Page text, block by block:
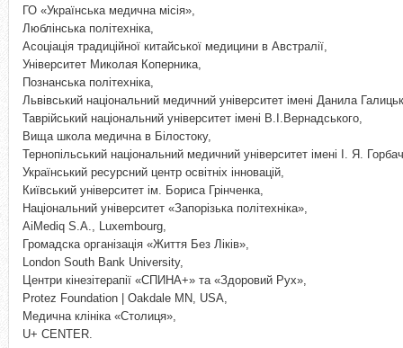
ГО «Українська медична місія»,
Люблінська політехніка,
Асоціація традиційної китайської медицини в Австралії,
Університет Миколая Коперника,
Познанська політехніка,
Львівський національний медичний університет імені Данила
Таврійський національний університет імені В.І.Вернадського,
Вища школа медична в Білостоку,
Тернопільський національний медичний університет імені І. Я.
Український ресурсний центр освітніх інновацій,
Київський університет ім. Бориса Грінченка,
Національний університет «Запорізька політехніка»,
AiMediq S.A., Luxembourg,
Громадска організація «Життя Без Ліків»,
London South Bank University,
Центри кінезітерапії «СПИНА+» та «Здоровий Рух»,
Protez Foundation | Oakdale MN, USA,
Медична клініка «Столиця»,
U+ CENTER.